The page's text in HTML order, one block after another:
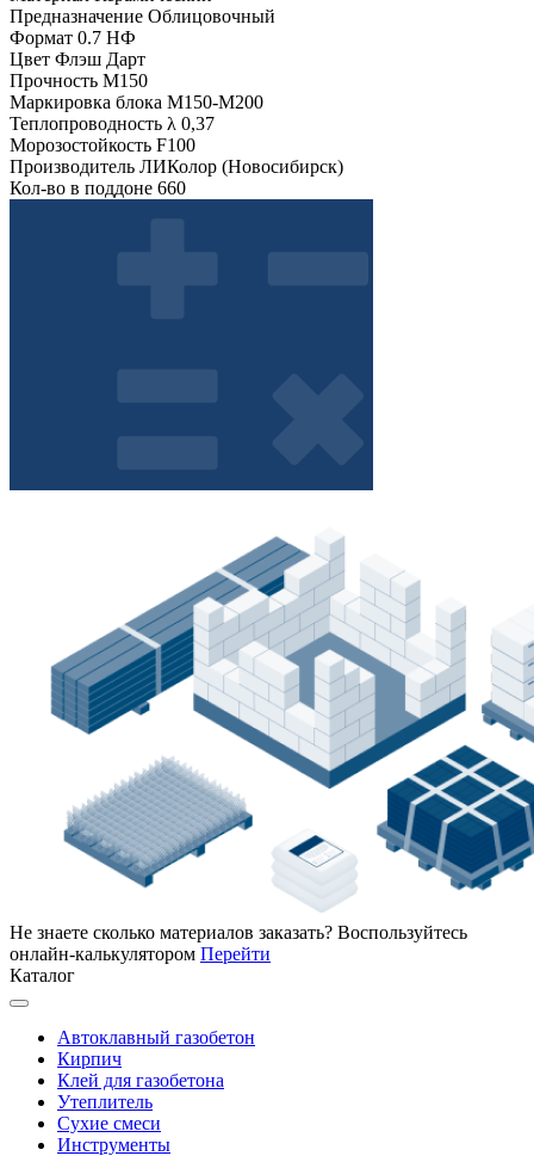
Предназначение Облицовочный
Формат 0.7 НФ
Цвет Флэш Дарт
Прочность М150
Маркировка блока М150-М200
Теплопроводность λ 0,37
Морозостойкость F100
Производитель ЛИКолор (Новосибирск)
Кол-во в поддоне 660
Не знаете сколько материалов заказать? Воспользуйтесь
онлайн-калькулятором Перейти
Каталог
Автоклавный газобетон
Кирпич
Клей для газобетона
Утеплитель
Сухие смеси
Инструменты